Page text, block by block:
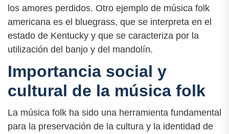
los amores perdidos. Otro ejemplo de música folk
americana es el bluegrass, que se interpreta en el
estado de Kentucky y que se caracteriza por la
utilización del banjo y del mandolín.
Importancia social y
cultural de la música folk
La música folk ha sido una herramienta fundamental
para la preservación de la cultura y la identidad de